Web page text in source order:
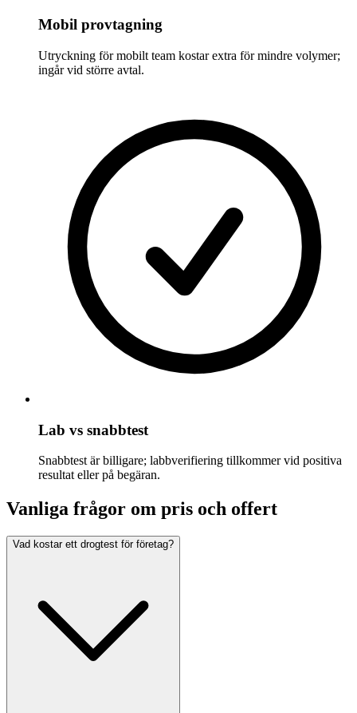
Mobil provtagning
Utryckning för mobilt team kostar extra för mindre volymer;
ingår vid större avtal.
Lab vs snabbtest
Snabbtest är billigare; labbverifiering tillkommer vid positiva
resultat eller på begäran.
Vanliga frågor om pris och offert
Vad kostar ett drogtest för företag?